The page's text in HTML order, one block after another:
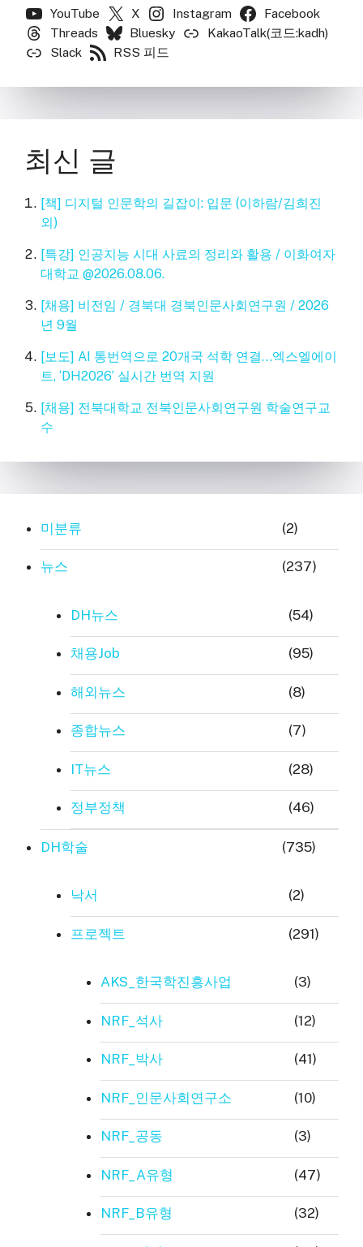
YouTube X Instagram
Facebook
Threads
Bluesky
KakaoTalk(코드:kadh)
Slack
RSS 피드
최신 글
[책] 디지털 인문학의 길잡이: 입문 (이하람/김희진
외)
[특강] 인공지능 시대 사료의 정리와 활용 / 이화여자
대학교 @2026.08.06.
[채용] 비전임 / 경북대 경북인문사회연구원 / 2026
년 9월
[보도] AI 통번역으로 20개국 석학 연결…엑스엘에이
트, ‘DH2026’ 실시간 번역 지원
[채용] 전북대학교 전북인문사회연구원 학술연구교
수
미분류 (2)
뉴스 (237)
DH뉴스 (54)
채용Job (95)
해외뉴스 (8)
종합뉴스 (7)
IT뉴스 (28)
정부정책 (46)
DH학술 (735)
낙서 (2)
프로젝트 (291)
AKS_한국학진흥사업 (3)
NRF_석사 (12)
NRF_박사 (41)
NRF_인문사회연구소 (10)
NRF_공동 (3)
NRF_A유형 (47)
NRF_B유형 (32)